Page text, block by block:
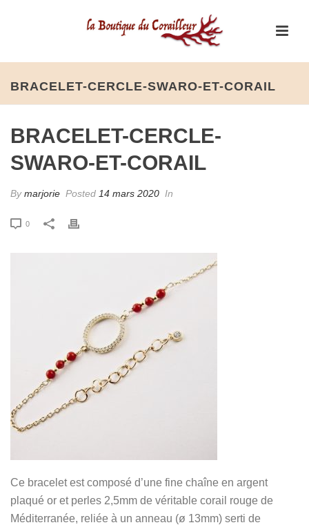
BRACELET-CERCLE-SWARO-ET-CORAIL
BRACELET-CERCLE-
SWARO-ET-CORAIL
Bymarjorie Posted 14 mars 2020 In
0
Ce bracelet est composé d’une fine chaîne en argent
plaqué or et perles 2,5mm de véritable corail rouge de
Méditerranée, reliée à un anneau (ø 13mm) serti de